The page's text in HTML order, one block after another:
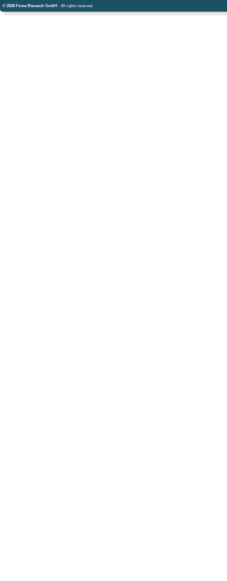
© 2026 Firma-Benesch GmbH · All rights reserved.